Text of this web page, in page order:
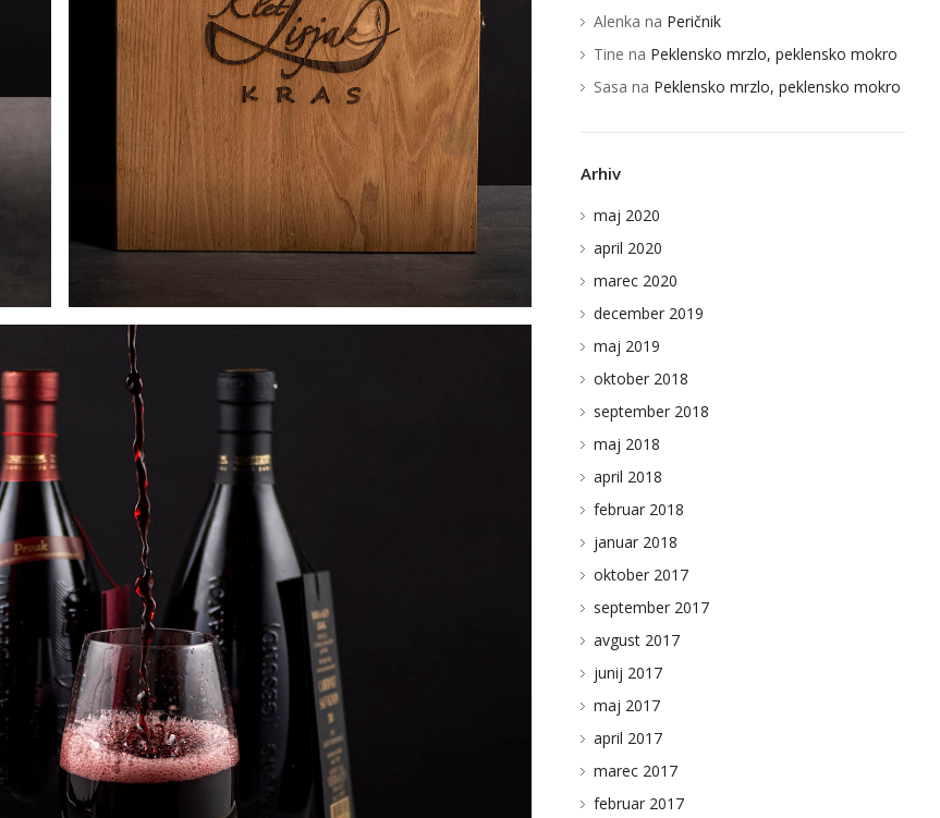
BLOG
STUDIO KUNAVER
KLEMEN KUNAVER
Alenka na Peričnik
Tine na Peklensko mrzlo, peklensko mokro
Sasa na Peklensko mrzlo, peklensko mokro
Arhiv
maj 2020
april 2020
marec 2020
december 2019
maj 2019
oktober 2018
september 2018
maj 2018
april 2018
februar 2018
januar 2018
oktober 2017
september 2017
avgust 2017
junij 2017
maj 2017
april 2017
marec 2017
februar 2017